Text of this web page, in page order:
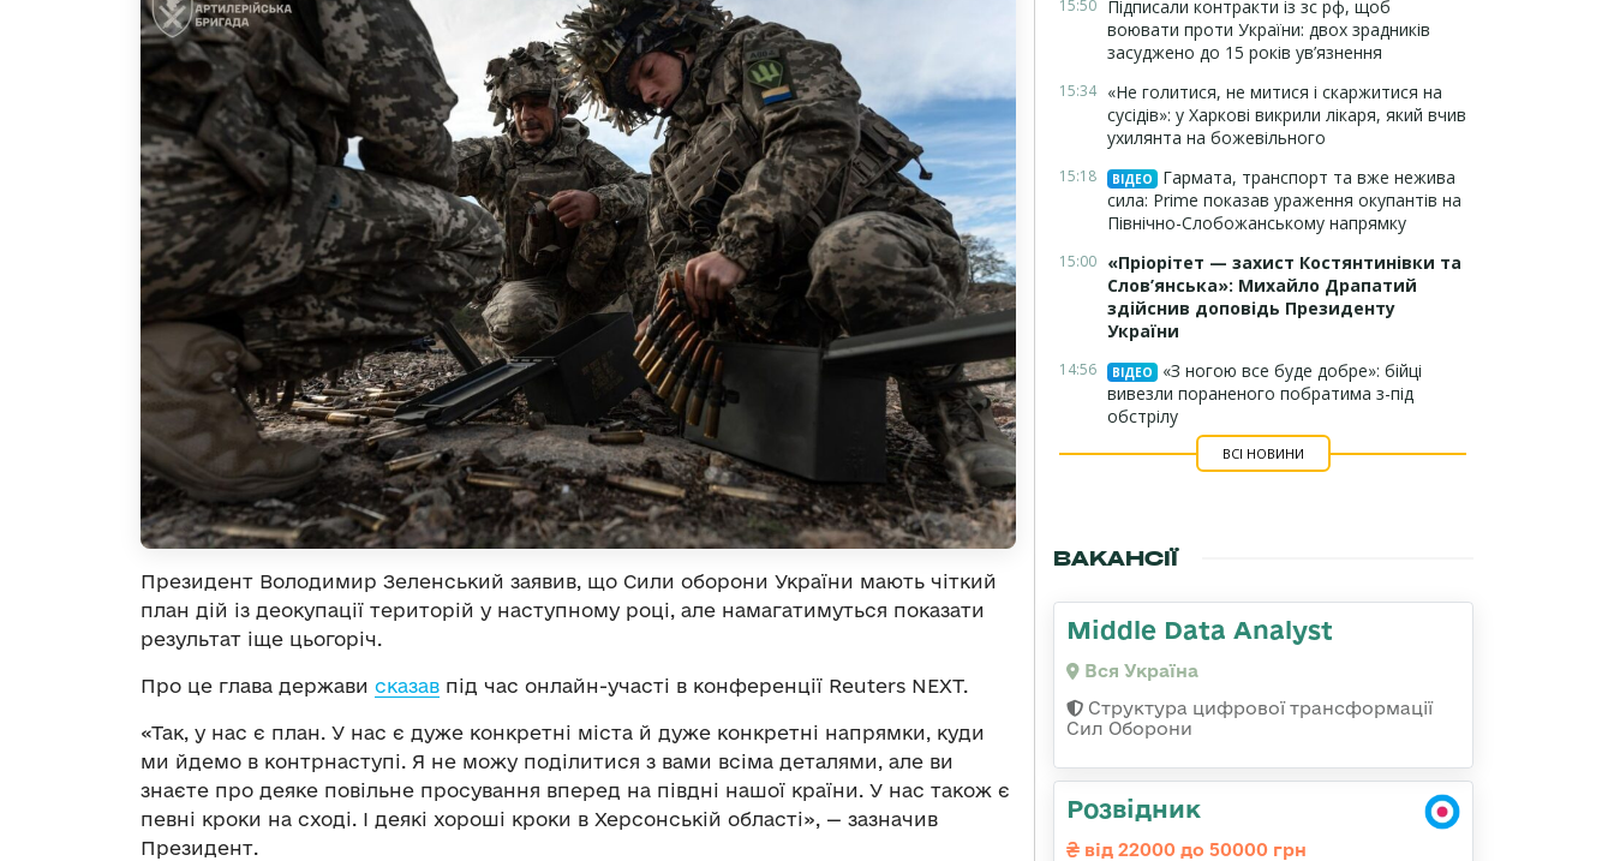
Президент Володимир Зеленський заявив, що Сили оборони України мають чіткий
план дій із деокупації територій у наступному році, але намагатимуться показати
результат іще цьогоріч.
Про це глава держави сказав під час онлайн-участі в конференції Reuters NEXT.
«Так, у нас є план. У нас є дуже конкретні міста й дуже конкретні напрямки, куди
ми йдемо в контрнаступі. Я не можу поділитися з вами всіма деталями, але ви
знаєте про деяке повільне просування вперед на півдні нашої країни. У нас також є
певні кроки на сході. І деякі хороші кроки в Херсонській області», — зазначив
Президент.
15:50 Підписали контракти із зс рф, щоб
воювати проти України: двох зрадників
засуджено до 15 років ув’язнення
15:34 «Не голитися, не митися і скаржитися на
сусідів»: у Харкові викрили лікаря, який вчив
ухилянта на божевільного
15:18 ВІДЕО
Гармата, транспорт та вже нежива
сила: Prime показав ураження окупантів на
Північно-Слобожанському напрямку
15:00 «Пріорітет — захист Костянтинівки та
Слов’янська»: Михайло Драпатий
здійснив доповідь Президенту
України
14:56 ВІДЕО
«З ногою все буде добре»: бійці
вивезли пораненого побратима з-під
обстрілу
ВСІ НОВИНИ
ВАКАНСІЇ
Middle Data Analyst
Вся Україна
Структура цифрової трансформації
Сил Оборони
Розвідник
від 22000 до 50000 грн